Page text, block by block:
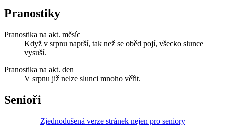
Pranostiky
Pranostika na akt. měsíc
Když v srpnu naprší, tak než se oběd pojí, všecko slunce
vysuší.
Pranostika na akt. den
V srpnu již nelze slunci mnoho věřit.
Senioři
Zjednodušená verze stránek nejen pro seniory